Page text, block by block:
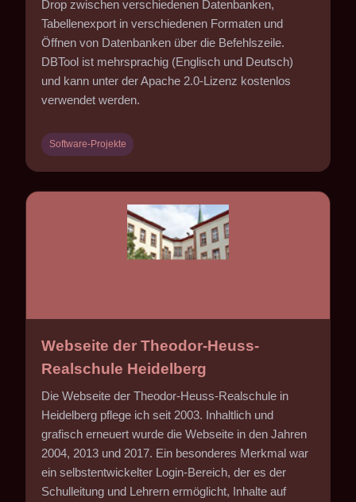
Drop zwischen verschiedenen Datenbanken,
Tabellenexport in verschiedenen Formaten und
Öffnen von Datenbanken über die Befehlszeile.
DBTool ist mehrsprachig (Englisch und Deutsch)
und kann unter der Apache 2.0-Lizenz kostenlos
verwendet werden.
Software-Projekte
Webseite der Theodor-Heuss-
Realschule Heidelberg
Die Webseite der Theodor-Heuss-Realschule in
Heidelberg pflege ich seit 2003. Inhaltlich und
grafisch erneuert wurde die Webseite in den Jahren
2004, 2013 und 2017. Ein besonderes Merkmal war
ein selbstentwickelter Login-Bereich, der es der
Schulleitung und Lehrern ermöglicht, Inhalte auf